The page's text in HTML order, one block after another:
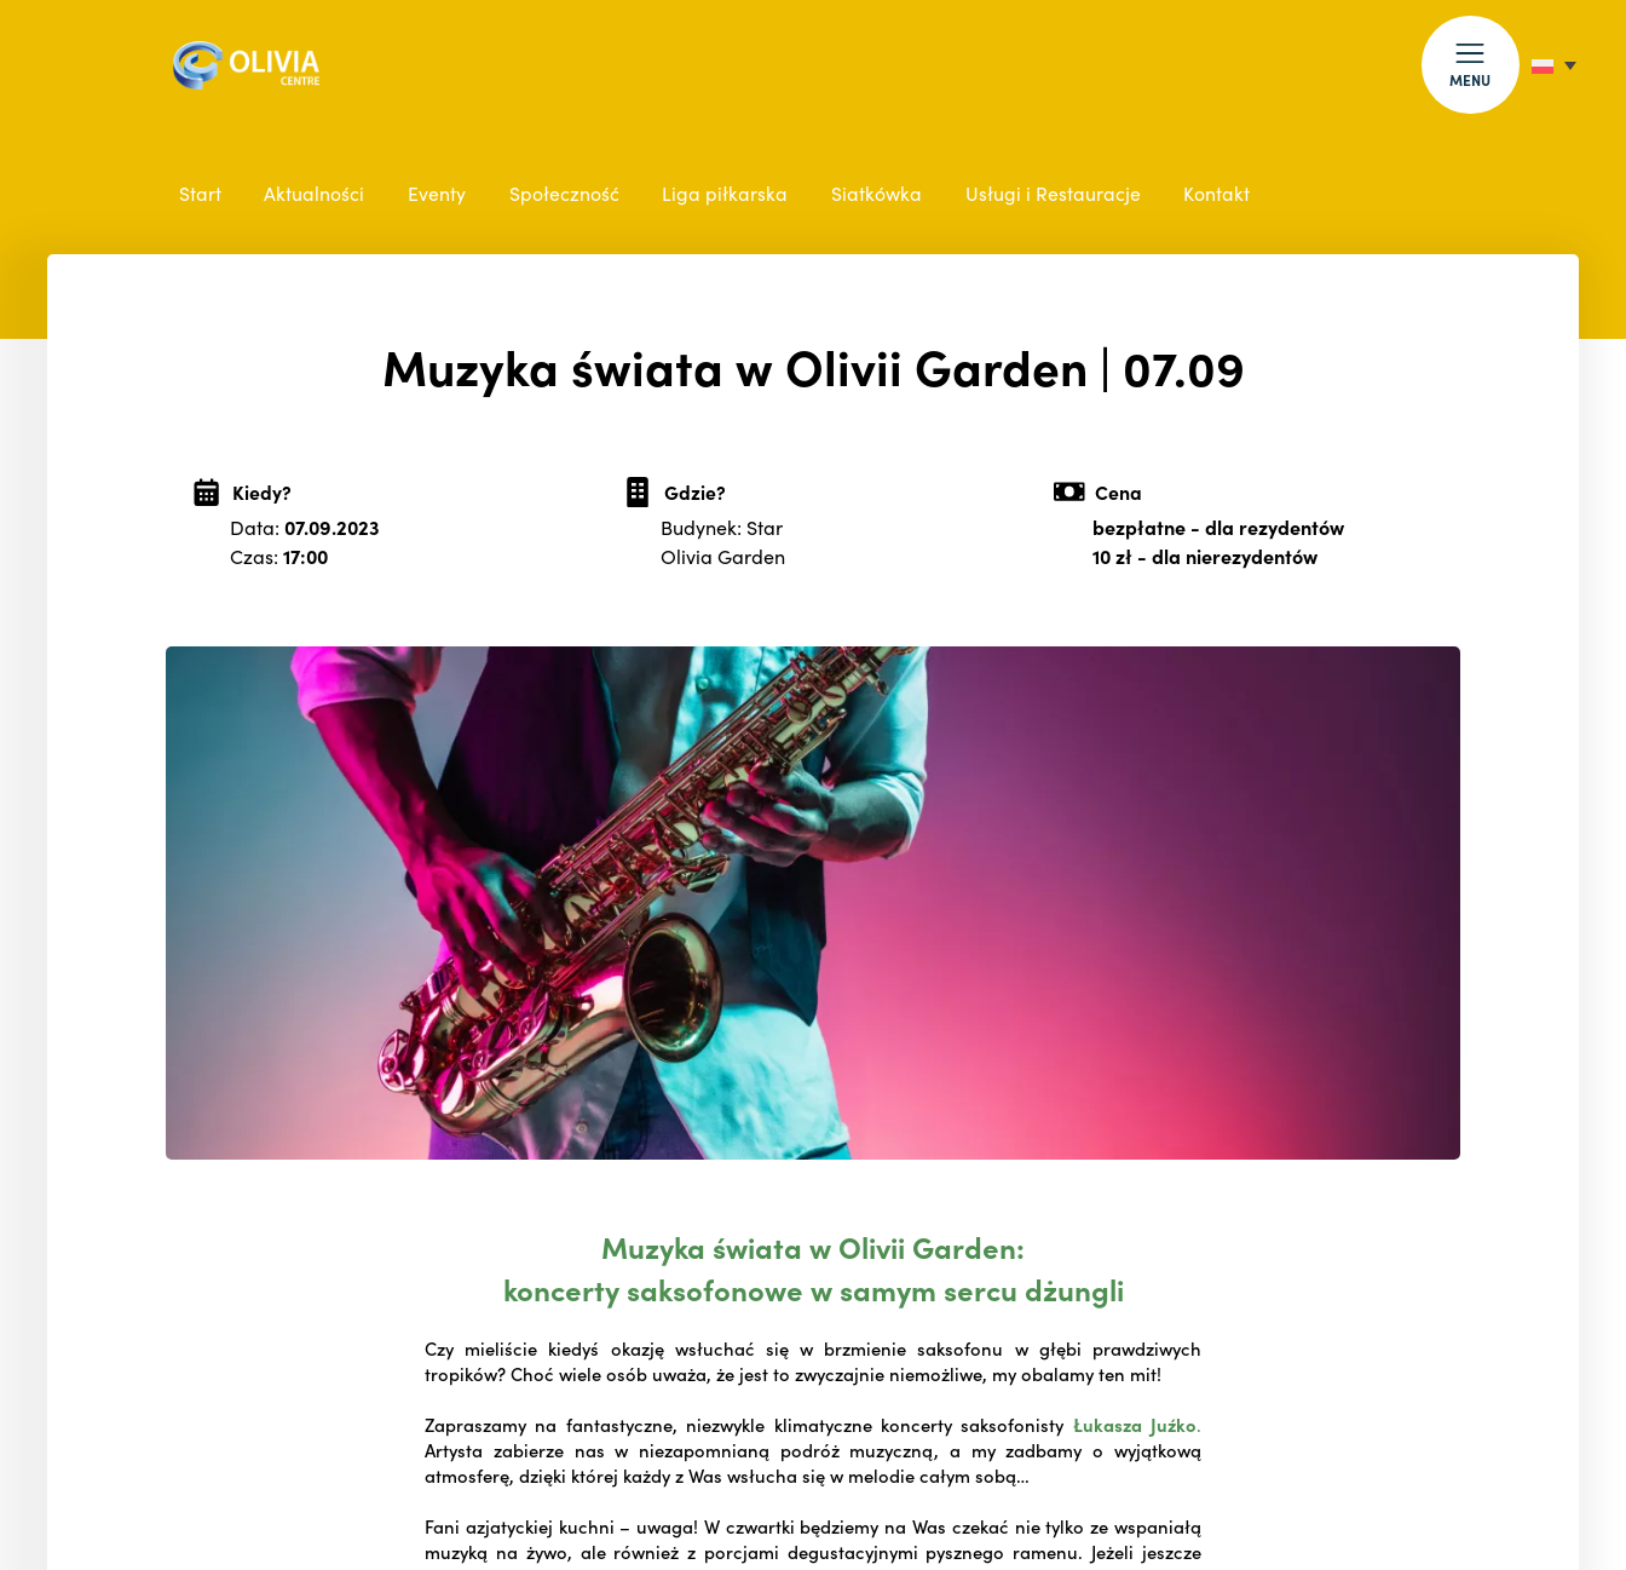
MENU
Start Aktualności Eventy Społeczność Liga piłkarska Siatkówka Usługi i Restauracje Kontakt
Muzyka świata w Olivii Garden | 07.09
Kiedy?
Data: 07.09.2023
Czas: 17:00
Gdzie?
Budynek: Star
Olivia Garden
Cena
bezpłatne- dla rezydentów
10 zł- dla nierezydentów
Muzyka świata w Olivii Garden:
koncerty saksofonowe w samym sercu dżungli
Czy mieliście kiedyś okazję wsłuchać się w brzmienie saksofonu w głębi prawdziwych
tropików? Choć wiele osób uważa, że jest to zwyczajnie niemożliwe, my obalamy ten mit!
Zapraszamy na fantastyczne, niezwykle klimatyczne koncerty saksofonisty Łukasza Juźko.
Artysta zabierze nas w niezapomnianą podróż muzyczną, a my zadbamy o wyjątkową
atmosferę, dzięki której każdy z Was wsłucha się w melodie całym sobą…
Fani azjatyckiej kuchni – uwaga! W czwartki będziemy na Was czekać nie tylko ze wspaniałą
muzyką na żywo, ale również z porcjami degustacyjnymi pysznego ramenu. Jeżeli jeszcze